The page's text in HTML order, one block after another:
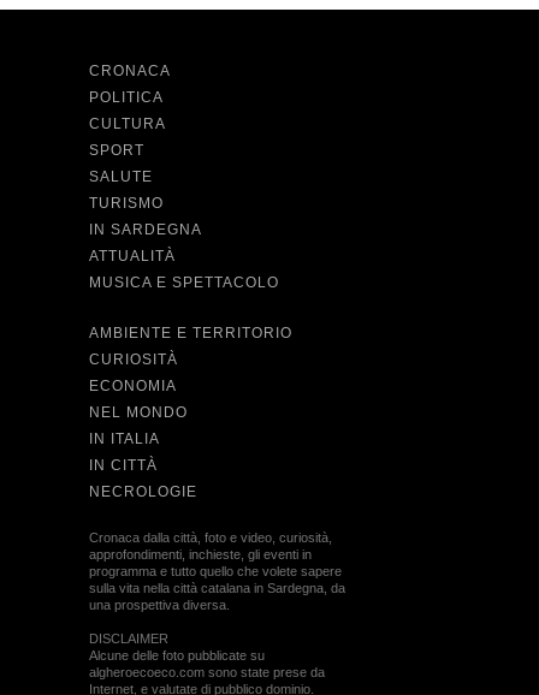
CRONACA
POLITICA
CULTURA
SPORT
SALUTE
TURISMO
IN SARDEGNA
ATTUALITÀ
MUSICA E SPETTACOLO
AMBIENTE E TERRITORIO
CURIOSITÀ
ECONOMIA
NEL MONDO
IN ITALIA
IN CITTÀ
NECROLOGIE
Cronaca dalla città, foto e video, curiosità,
approfondimenti, inchieste, gli eventi in
programma e tutto quello che volete sapere
sulla vita nella città catalana in Sardegna, da
una prospettiva diversa.
DISCLAIMER
Alcune delle foto pubblicate su
algheroecoeco.com sono state prese da
Internet, e valutate di pubblico dominio.